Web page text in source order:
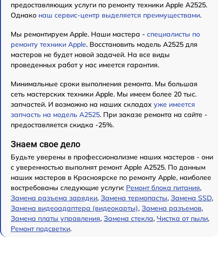
предоставляющих услуги по ремонту техники Apple А2525.
Однако наш сервис-центр выделяется преимуществами.
Мы ремонтируем Apple. Наши мастера - специалисты по
ремонту техники Apple. Восстановить модель А2525 для
мастеров не будет новой задачей. На все виды
проведенных работ у нас имеется гарантия.
Минимальные сроки выполнения ремонта. Мы большая
сеть мастерских техники Apple. Мы имеем более 20 тыс.
запчастей. И возможно на наших складах уже имеется
запчасть на модель А2525. При заказе ремонта на сайте -
предоставляется скидка -25%.
Знаем свое дело
Будьте уверены в профессионализме наших мастеров - они
с уверенностью выполнят ремонт Apple А2525. По данным
наших мастеров в Красноярске по ремонту Apple, наиболее
востребованы следующие услуги: Ремонт блока питания,
Замена разъема зарядки, Замена термопасты, Замена SSD,
Замена видеоадаптера (видеокарты), Замена разъемов,
Замена платы управления, Замена стекла, Чистка от пыли,
Ремонт подсветки.